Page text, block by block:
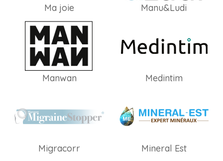
Ma joie Manu&Ludi
Manwan Medintim
Migracorr Mineral Est